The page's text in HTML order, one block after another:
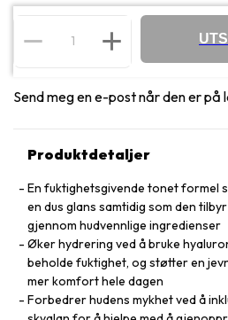
Send meg en e-post når den er på
Produktdetaljer
En fuktighetsgivende tonet formel
en dus glans samtidig som den
gjennom hudvennlige ingredienser
Øker hydrering ved å bruke
beholde fuktighet, og støtter en
mer komfort hele dagen
Forbedrer hudens mykhet ved å